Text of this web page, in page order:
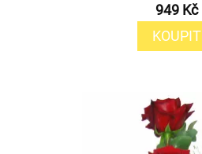
949 Kč
KOUPIT